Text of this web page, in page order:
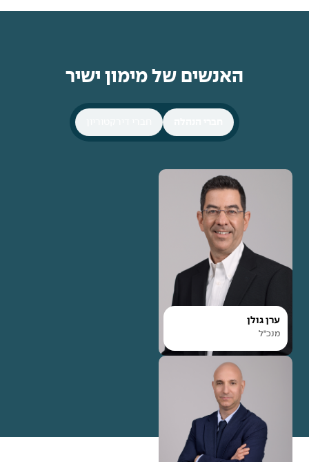
האנשים של מימון ישיר
ערן גולן
מנכ"ל
ערן גולן הצטרף לצוות
הניהולי הבכיר במימון ישיר
בשנת 2017, בתור סמנכ"ל
פיתוח עסקי ואשראי, לאחר
מכן מונה למשנה למנכ"ל